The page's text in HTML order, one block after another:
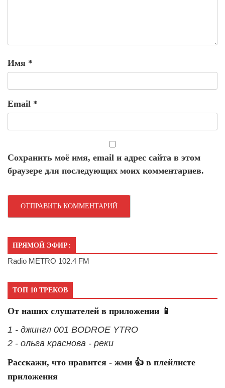
Имя *
Email *
Сохранить моё имя, email и адрес сайта в этом
браузере для последующих моих комментариев.
ПРЯМОЙ ЭФИР:
Radio METRO 102.4 FM
ТОП 10 ТРЕКОВ
От наших слушателей в приложении 📱
1 - джингл 001 BODROE YTRO
2 - ольга краснова - реки
Расскажи, что нравится - жми 👍 в плейлисте
приложения